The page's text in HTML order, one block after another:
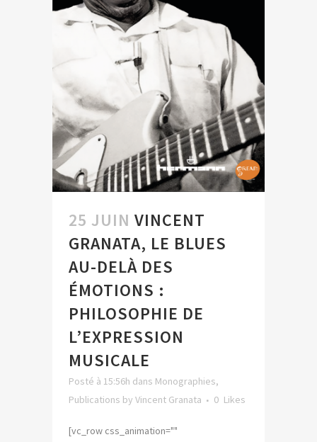
25 JUIN VINCENT
GRANATA, LE BLUES
AU-DELÀ DES
ÉMOTIONS :
PHILOSOPHIE DE
L’EXPRESSION
MUSICALE
Posté à 15:56h dans Monographies,
Publications by Vincent Granata 0 Likes
[vc_row css_animation=""